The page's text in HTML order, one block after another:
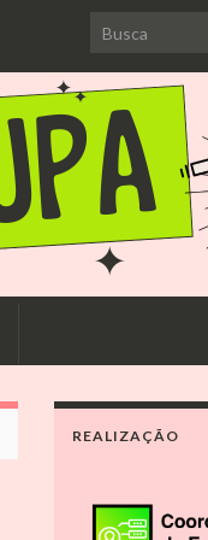
Search for:
REALIZAÇÃO